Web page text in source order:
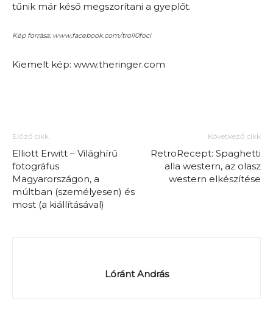
tűnik már késő megszorítani a gyeplőt.
Kép forrása: www.facebook.com/troll0foci
Kiemelt kép: www.theringer.com
Előző cikk
Elliott Erwitt – Világhírű
fotográfus
Magyarországon, a
múltban (személyesen) és
most (a kiállításával)
Következő cikk
RetroRecept: Spaghetti
alla western, az olasz
western elkészítése
Lóránt András